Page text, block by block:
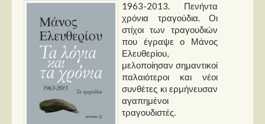
1963-2013. Πενήντα
χρόνια τραγούδια. Οι
στίχοι των τραγουδιών
που έγραψε ο Μάνος
Ελευθερίου,
μελοποίησαν σημαντικοί
παλαιότεροι και νέοι
συνθέτες κι ερμήνευσαν
αγαπημένοι
τραγουδιστές.